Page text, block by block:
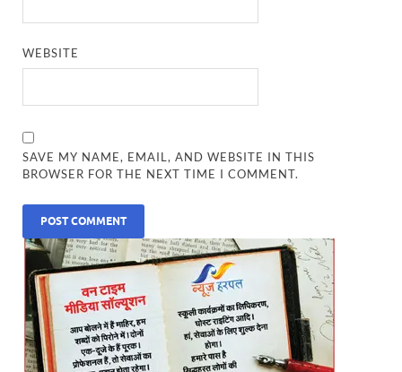
WEBSITE
SAVE MY NAME, EMAIL, AND WEBSITE IN THIS
BROWSER FOR THE NEXT TIME I COMMENT.